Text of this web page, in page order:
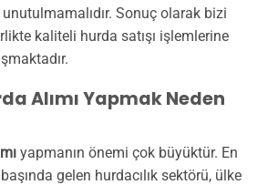
Sonuç olarak bizi
kaliteli hurda satışı işlemlerine
Alımı Yapmak Neden
yapmanın önemi çok büyüktür. En
gelen hurdacılık sektörü, ülke